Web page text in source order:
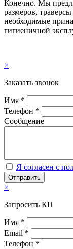
Конечно. Мы
размеров,
необходимые
гигиеничной
×
Заказать звонок
Имя *
Телефон *
Сообщение
Я согласен с
Отправить
×
Запросить КП
Имя *
Email *
Телефон *